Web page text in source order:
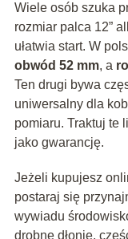
Wiele osób szuka
rozmiar palca 12”
ułatwia start. W
obwód 52 mm, a
Ten drugi bywa
uniwersalny dla
pomiaru. Traktuj te
jako gwarancję.
Jeżeli kupujesz
postaraj się
wywiadu
drobne dłonie,